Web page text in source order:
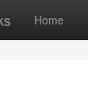
Home